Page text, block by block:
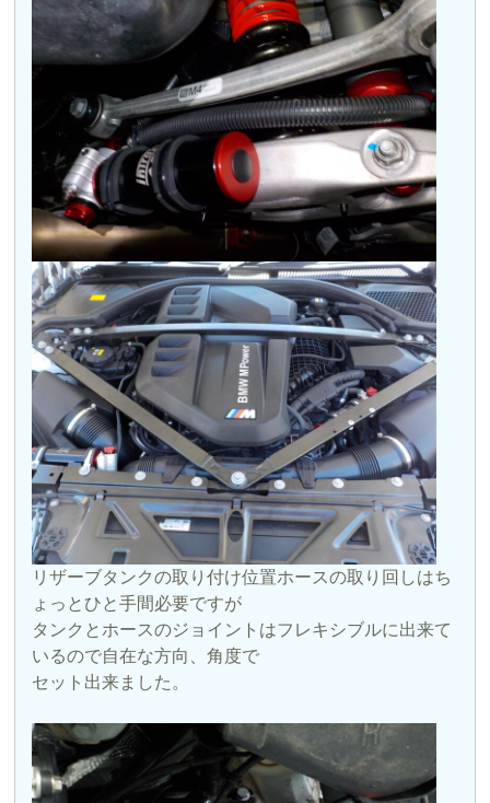
リザーブタンクの取り付け位置ホースの取り回しはち
ょっとひと手間必要ですが
タンクとホースのジョイントはフレキシブルに出来て
いるので自在な方向、角度で
セット出来ました。